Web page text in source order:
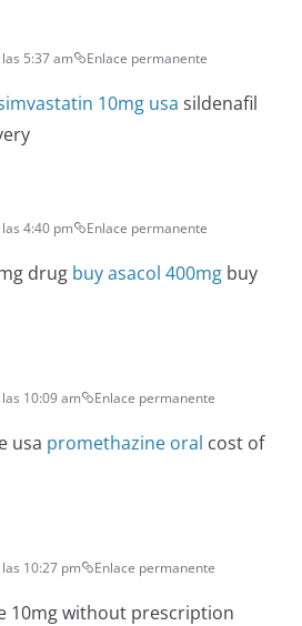
5:37 am Enlace permanente
10mg usa sildenafil
4:40 pm Enlace permanente
drug buy asacol 400mg buy
10:09 am Enlace permanente
usa promethazine oral cost of
10:27 pm Enlace permanente
10mg without prescription